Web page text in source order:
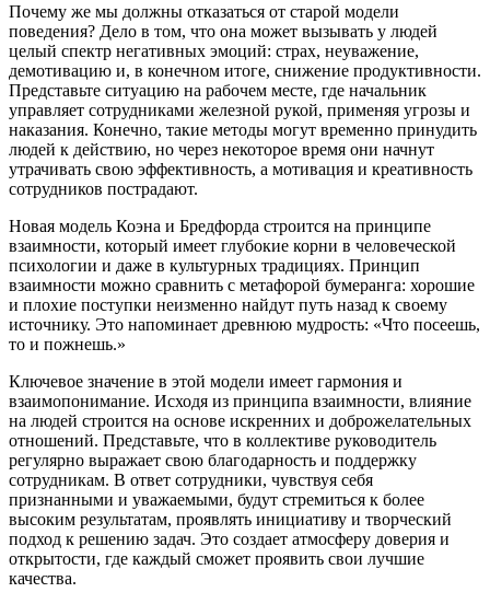
Почему же мы должны отказаться от старой модели
поведения? Дело в том, что она может вызывать у людей
целый спектр негативных эмоций: страх, неуважение,
демотивацию и, в конечном итоге, снижение продуктивности.
Представьте ситуацию на рабочем месте, где начальник
управляет сотрудниками железной рукой, применяя угрозы и
наказания. Конечно, такие методы могут временно принудить
людей к действию, но через некоторое время они начнут
утрачивать свою эффективность, а мотивация и креативность
сотрудников пострадают.
Новая модель Коэна и Бредфорда строится на принципе
взаимности, который имеет глубокие корни в человеческой
психологии и даже в культурных традициях. Принцип
взаимности можно сравнить с метафорой бумеранга: хорошие
и плохие поступки неизменно найдут путь назад к своему
источнику. Это напоминает древнюю мудрость: «Что посеешь,
то и пожнешь.»
Ключевое значение в этой модели имеет гармония и
взаимопонимание. Исходя из принципа взаимности, влияние
на людей строится на основе искренних и доброжелательных
отношений. Представьте, что в коллективе руководитель
регулярно выражает свою благодарность и поддержку
сотрудникам. В ответ сотрудники, чувствуя себя
признанными и уважаемыми, будут стремиться к более
высоким результатам, проявлять инициативу и творческий
подход к решению задач. Это создает атмосферу доверия и
открытости, где каждый сможет проявить свои лучшие
качества.